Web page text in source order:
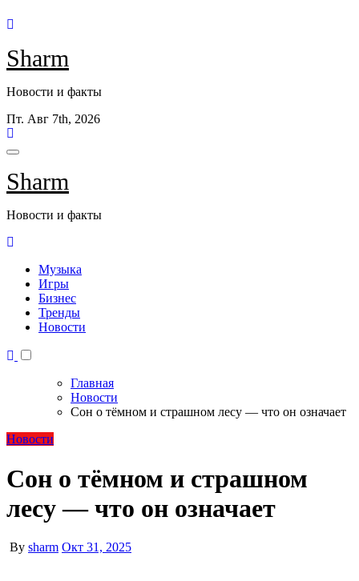
Перейти
содержанию
Sharm
Новости и факты
Пт. Авг 7th, 2026
Sharm
Новости и факты
Музыка
Игры
Бизнес
Тренды
Новости
Главная
Новости
Сон о тёмном и страшном лесу — что он означает
Новости
Сон о тёмном и страшном
лесу — что он означает
By sharm Окт 31, 2025